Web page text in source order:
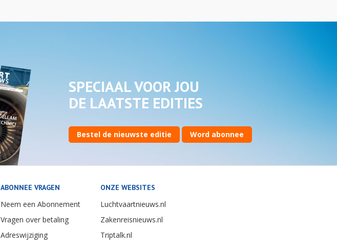
SPECIAAL VOOR JOU
DE LAATSTE EDITIES
Bestel de nieuwste editie Word abonnee
ABONNEE VRAGEN
Neem een Abonnement
Vragen over betaling
Adreswijziging
ONZE WEBSITES
Luchtvaartnieuws.nl
Zakenreisnieuws.nl
Triptalk.nl